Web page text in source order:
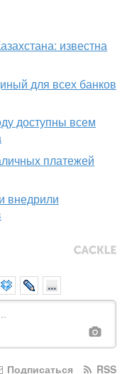
известна
для всех банков
доступны всем
платежей
внедрили
RSS
Подписаться